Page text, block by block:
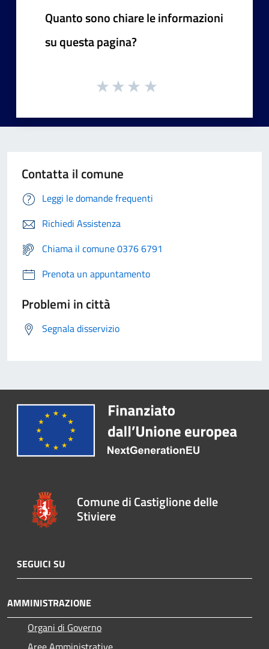
Quanto sono chiare le informazioni
su questa pagina?
Contatta il comune
Leggi le domande frequenti
Richiedi Assistenza
Chiama il comune 0376 6791
Prenota un appuntamento
Problemi in città
Segnala disservizio
Comune di Castiglione delle
Stiviere
SEGUICI SU
AMMINISTRAZIONE
Organi di Governo